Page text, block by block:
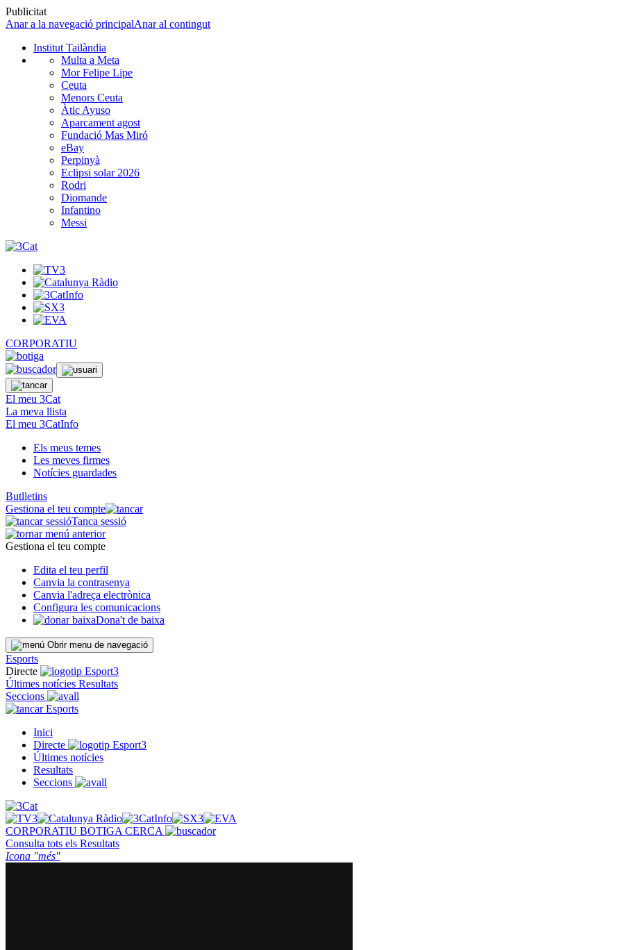
Publicitat
Anar a la navegació principalAnar al contingut
Institut Tailàndia
Multa a Meta
Mor Felipe Lipe
Ceuta
Menors Ceuta
Àtic Ayuso
Aparcament agost
Fundació Mas Miró
eBay
Perpinyà
Eclipsi solar 2026
Rodri
Diomande
Infantino
Messi
CORPORATIU
El meu 3Cat
La meva llista
El meu 3CatInfo
Els meus temes
Les meves firmes
Notícies guardades
Butlletins
Gestiona el teu compte
Tanca sessió
Gestiona el teu compte
Edita el teu perfil
Canvia la contrasenya
Canvia l'adreça electrònica
Configura les comunicacions
Dona't de baixa
Obrir menu de navegació
Esports
Directe
Últimes notícies Resultats
Seccions
Esports
Inici
Directe
Últimes notícies
Resultats
Seccions
CORPORATIU BOTIGA CERCA
Consulta tots els Resultats
Icona "més"